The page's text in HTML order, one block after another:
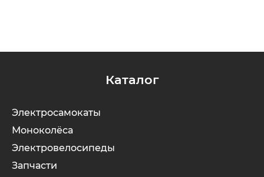
Каталог
Электросамокаты
Моноколёса
Электровелосипеды
Запчасти